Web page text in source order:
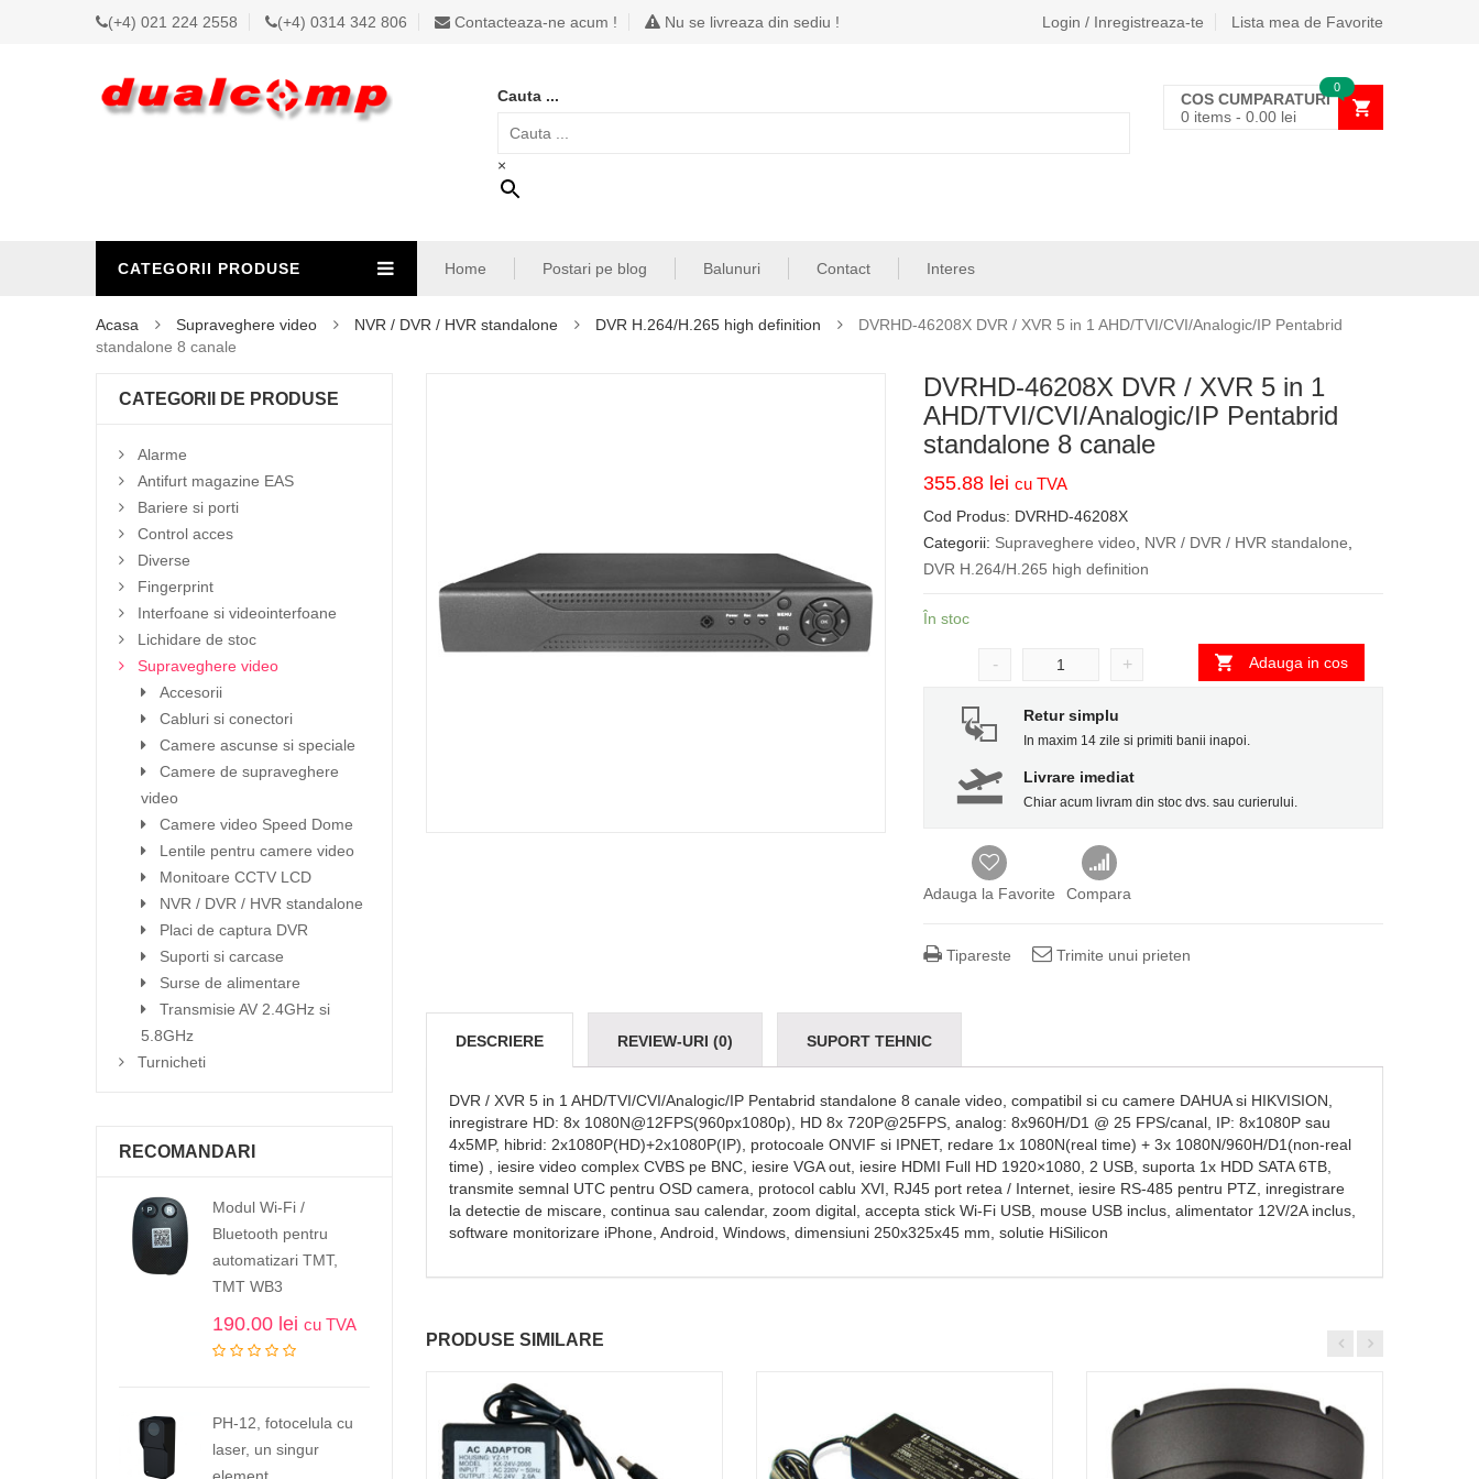
(+4) 021 224 2558 (+4) 0314 342 806 Contacteaza-ne acum ! Nu se livreaza din sediu ! Login / Inregistreaza-te Lista mea de Favorite
Cauta ...
×
COS CUMPARATURI
0 items - 0.00 lei
0
CATEGORII PRODUSE Home Postari pe blog Balunuri Contact Interes
Acasa Supraveghere video NVR / DVR / HVR standalone DVR H.264/H.265 high definition
DVRHD-46208X DVR / XVR 5 in 1 AHD/TVI/CVI/Analogic/IP Pentabrid
standalone 8 canale
DVRHD-46208X DVR / XVR 5 in 1
AHD/TVI/CVI/Analogic/IP Pentabrid
standalone 8 canale
355.88 lei cu TVA
Cod Produs: DVRHD-46208X
Categorii: Supraveghere video NVR / DVR / HVR standalone
DVR H.264/H.265 high definition
În stoc
- + Adauga in cos
Retur simplu
In maxim 14 zile si primiti banii inapoi.
Livrare imediat
Chiar acum livram din stoc dvs. sau curierului.
Adauga la Favorite Compara
Tipareste Trimite unui prieten
DESCRIERE REVIEW-URI (0) SUPORT TEHNIC
DVR / XVR 5 in 1 AHD/TVI/CVI/Analogic/IP Pentabrid standalone 8 canale video, compatibil si cu camere DAHUA si HIKVISION,
inregistrare HD: 8x 1080N@12FPS(960px1080p), HD 8x 720P@25FPS, analog: 8x960H/D1 @ 25 FPS/canal, IP: 8x1080P sau
4x5MP, hibrid: 2x1080P(HD)+2x1080P(IP), protocoale ONVIF si IPNET, redare 1x 1080N(real time) + 3x 1080N/960H/D1(non-real
time) , iesire video complex CVBS pe BNC, iesire VGA out, iesire HDMI Full HD 1920×1080, 2 USB, suporta 1x HDD SATA 6TB,
transmite semnal UTC pentru OSD camera, protocol cablu XVI, RJ45 port retea / Internet, iesire RS-485 pentru PTZ, inregistrare
la detectie de miscare, continua sau calendar, zoom digital, accepta stick Wi-Fi USB, mouse USB inclus, alimentator 12V/2A inclus,
software monitorizare iPhone, Android, Windows, dimensiuni 250x325x45 mm, solutie HiSilicon
PRODUSE SIMILARE
CATEGORII DE PRODUSE
Alarme
Antifurt magazine EAS
Bariere si porti
Control acces
Diverse
Fingerprint
Interfoane si videointerfoane
Lichidare de stoc
Supraveghere video
Accesorii
Cabluri si conectori
Camere ascunse si speciale
Camere de supraveghere
video
Camere video Speed Dome
Lentile pentru camere video
Monitoare CCTV LCD
NVR / DVR / HVR standalone
Placi de captura DVR
Suporti si carcase
Surse de alimentare
Transmisie AV 2.4GHz si
5.8GHz
Turnicheti
RECOMANDARI
Modul Wi-Fi /
Bluetooth pentru
automatizari TMT,
TMT WB3
190.00 lei cu TVA
PH-12, fotocelula cu
laser, un singur